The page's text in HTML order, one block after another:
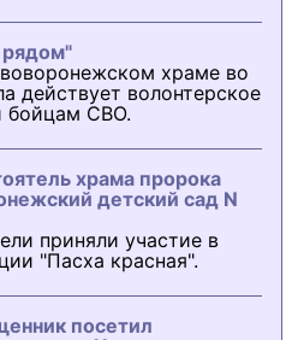
храме во
действует волонтерское
бойцам СВО.
храма пророка
детский сад N
приняли участие в
"Пасха красная".
посетил